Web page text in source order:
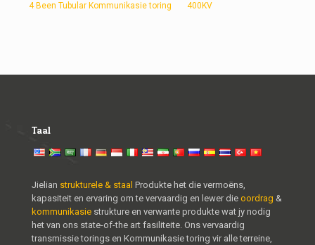
4 Been Tubular Kommunikasie toring 400KV
Taal
Jielian strukturele & staal Produkte het die vermoëns,
kapasiteit en ervaring om te vervaardig en lewer die oordrag &
kommunikasie strukture en verwante produkte wat jy nodig
het van ons state-of-the art fasiliteite. Ons vervaardig
transmissie torings en Kommunikasie toring vir alle terreine,